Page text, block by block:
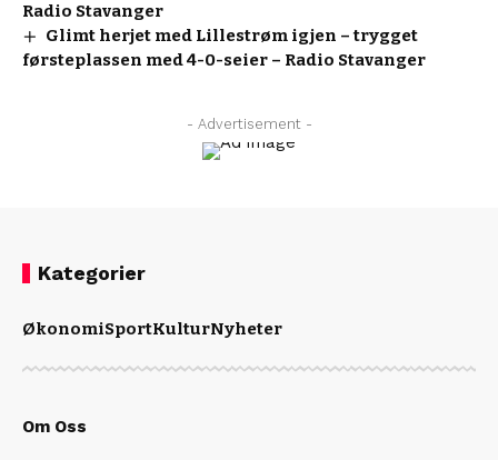
Radio Stavanger
Glimt herjet med Lillestrøm igjen – trygget
førsteplassen med 4-0-seier – Radio Stavanger
- Advertisement -
Kategorier
ØkonomiSportKulturNyheter
Om Oss